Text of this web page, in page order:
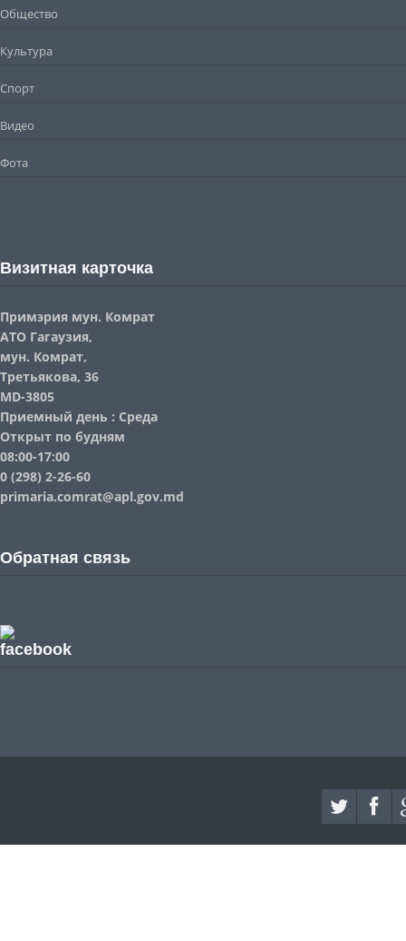
Общество
Культура
Спорт
Видео
Фота
Визитная карточка
Примэрия мун. Комрат
АТО Гагаузия,
мун. Комрат,
Третьякова, 36
MD-3805
Приемный день : Среда
Открыт по будням
08:00-17:00
0 (298) 2-26-60
primaria.comrat@apl.gov.md
Обратная связь
facebook